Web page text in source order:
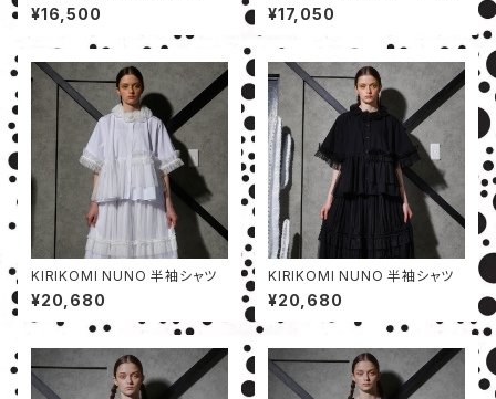
¥16,500 ¥17,050
KIRIKOMI NUNO 半袖シャツ
¥20,680
KIRIKOMI NUNO 半袖シャツ
¥20,680